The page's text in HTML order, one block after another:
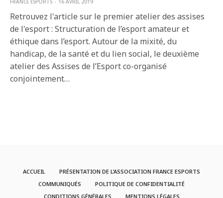
FRANCE ESPORTS 16 AVRIL 2019
Retrouvez l'article sur le premier atelier des assises
de l'esport : Structuration de l’esport amateur et
éthique dans l’esport. Autour de la mixité, du
handicap, de la santé et du lien social, le deuxième
atelier des Assises de l’Esport co-organisé
conjointement…
ACCUEIL
PRÉSENTATION DE L’ASSOCIATION FRANCE ESPORTS
COMMUNIQUÉS
POLITIQUE DE CONFIDENTIALITÉ
CONDITIONS GÉNÉRALES
MENTIONS LÉGALES